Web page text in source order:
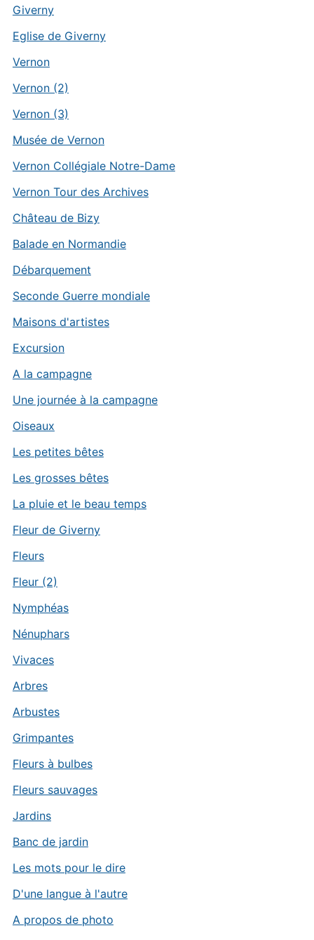
Giverny
Eglise de Giverny
Vernon
Vernon (2)
Vernon (3)
Musée de Vernon
Vernon Collégiale Notre-Dame
Vernon Tour des Archives
Château de Bizy
Balade en Normandie
Débarquement
Seconde Guerre mondiale
Maisons d'artistes
Excursion
A la campagne
Une journée à la campagne
Oiseaux
Les petites bêtes
Les grosses bêtes
La pluie et le beau temps
Fleur de Giverny
Fleurs
Fleur (2)
Nymphéas
Nénuphars
Vivaces
Arbres
Arbustes
Grimpantes
Fleurs à bulbes
Fleurs sauvages
Jardins
Banc de jardin
Les mots pour le dire
D'une langue à l'autre
A propos de photo